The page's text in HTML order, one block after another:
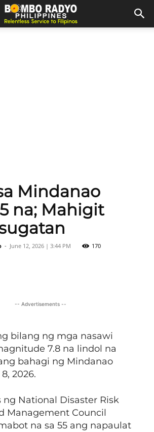
Mindanao
na; Mahigit
- June 12, 2026 | 3:44 PM 170
-- Advertisements --
bilang ng mga nasawi
7.8 na lindol na
bahagi ng Mindanao
2026.
ng National Disaster Risk
Management Council
na sa 55 ang napaulat